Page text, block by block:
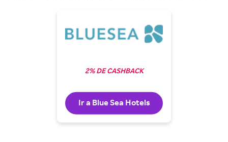
2% DE CASHBACK
Ir a Blue Sea Hotels